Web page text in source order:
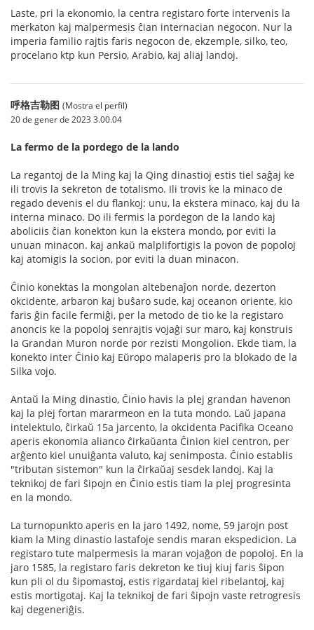
Laste, pri la ekonomio, la centra registaro forte intervenis la
merkaton kaj malpermesis ĉian internacian negocon. Nur la
imperia familio rajtis faris negocon de, ekzemple, silko, teo,
procelano ktp kun Persio, Arabio, kaj aliaj landoj.
呼格吉勒图 (Mostra el perfil)
20 de gener de 2023 3.00.04
La fermo de la pordego de la lando
La regantoj de la Ming kaj la Qing dinastioj estis tiel saĝaj ke
ili trovis la sekreton de totalismo. Ili trovis ke la minaco de
regado devenis el du flankoj: unu, la ekstera minaco, kaj du la
interna minaco. Do ili fermis la pordegon de la lando kaj
aboliciis ĉian konekton kun la ekstera mondo, por eviti la
unuan minacon. kaj ankaŭ malplifortigis la povon de popoloj
kaj atomigis la socion, por eviti la duan minacon.
Ĉinio konektas la mongolan altebenaĵon norde, dezerton
okcidente, arbaron kaj buŝaro sude, kaj oceanon oriente, kio
faris ĝin facile fermiĝi, per la metodo de tio ke la registaro
anoncis ke la popoloj senrajtis vojaĝi sur maro, kaj konstruis
la Grandan Muron norde por rezisti Mongolion. Ekde tiam, la
konekto inter Ĉinio kaj Eŭropo malaperis pro la blokado de la
Silka vojo.
Antaŭ la Ming dinastio, Ĉinio havis la plej grandan havenon
kaj la plej fortan mararmeon en la tuta mondo. Laŭ japana
intelektulo, ĉirkaŭ 15a jarcento, la okcidenta Pacifika Oceano
aperis ekonomia alianco ĉirkaŭanta Ĉinion kiel centron, per
arĝento kiel unuiĝanta valuto, kaj senimposta. Ĉinio establis
"tributan sistemon" kun la ĉirkaŭaj sesdek landoj. Kaj la
teknikoj de fari ŝipojn en Ĉinio estis tiam la plej progresinta
en la mondo.
La turnopunkto aperis en la jaro 1492, nome, 59 jarojn post
kiam la Ming dinastio lastafoje sendis maran ekspedicion. La
registaro tute malpermesis la maran vojaĝon de popoloj. En la
jaro 1585, la registaro faris dekreton ke tiuj kiuj faris ŝipon
kun pli ol du ŝipomastoj, estis rigardataj kiel ribelantoj, kaj
estis mortigotaj. Kaj la teknikoj de fari ŝipojn vaste retrogresis
kaj degeneriĝis.